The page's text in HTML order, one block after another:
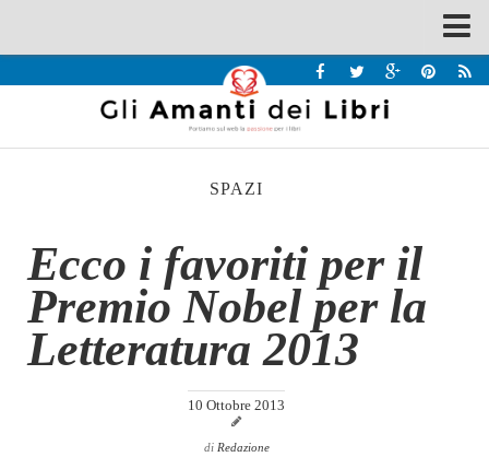
Recensioni
Interviste & Incontri
Chi siamo
Contatti
Eventi
SPAZI
Ecco i favoriti per il
Premio Nobel per la
Letteratura 2013
10 Ottobre 2013
di Redazione